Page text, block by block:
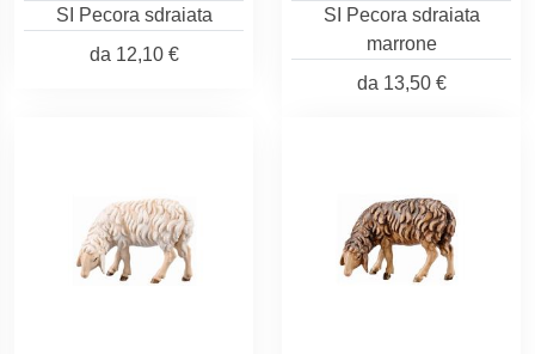
SI Pecora sdraiata
da 12,10 €
SI Pecora sdraiata
marrone
da 13,50 €